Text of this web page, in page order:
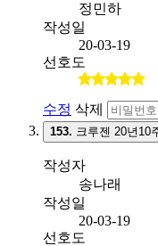
정민하
작성일
20-03-19
선호도
수정 삭제
153. 크루젠 20년10
작성자
송나래
작성일
20-03-19
선호도